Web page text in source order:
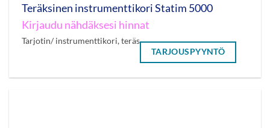
Teräksinen instrumenttikori Statim 5000
Kirjaudu nähdäksesi hinnat
Tarjotin/ instrumenttikori, teräs
TARJOUSPYYNTÖ